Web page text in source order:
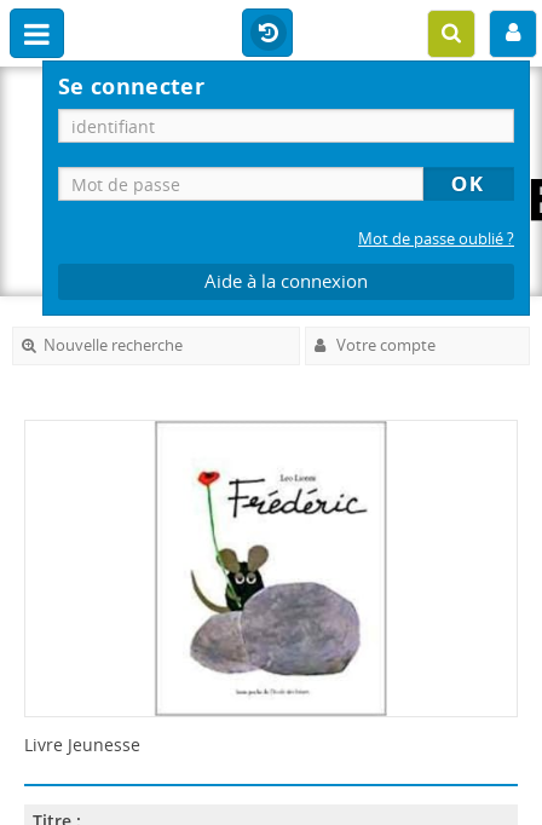
Se connecter
Mot de passe oublié ?
Aide à la connexion
Nouvelle recherche Votre compte
Livre Jeunesse